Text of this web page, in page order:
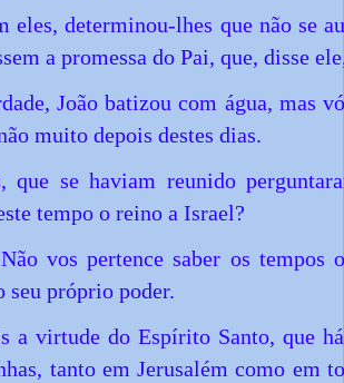
eles, determinou-lhes que não se
a promessa do Pai, que, disse
João batizou com água, mas
muito depois destes dias.
que se haviam reunido
tempo o reino a Israel?
vos pertence saber os tempos
seu próprio poder.
a virtude do Espírito Santo, que
tanto em Jerusalém como em